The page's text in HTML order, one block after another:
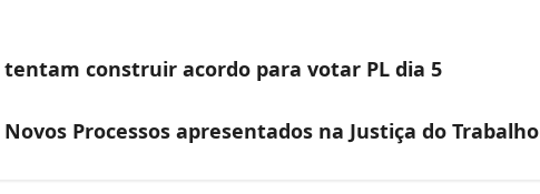
construir acordo para votar PL dia 5
Processos apresentados na Justiça do Trabalho